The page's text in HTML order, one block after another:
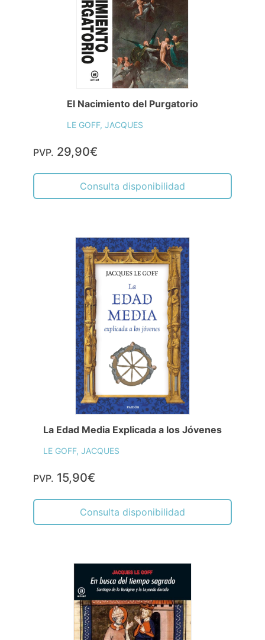
El Nacimiento del Purgatorio
LE GOFF, JACQUES
PVP. 29,90€
Consulta disponibilidad
La Edad Media Explicada a los Jóvenes
LE GOFF, JACQUES
PVP. 15,90€
Consulta disponibilidad